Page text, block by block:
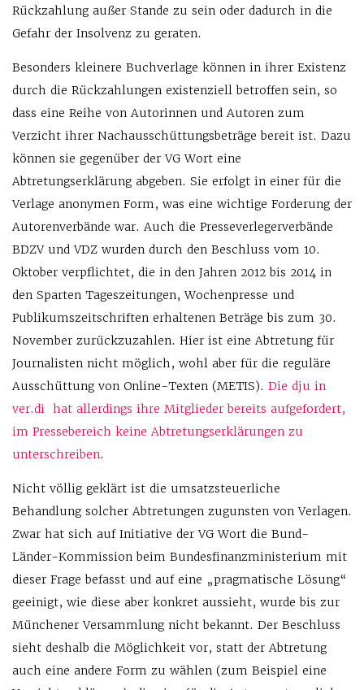
Rückzahlung außer Stande zu sein oder dadurch in die
Gefahr der Insolvenz zu geraten.
Besonders kleinere Buchverlage können in ihrer Existenz
durch die Rückzahlungen existenziell betroffen sein, so
dass eine Reihe von Autorinnen und Autoren zum
Verzicht ihrer Nachausschüttungsbeträge bereit ist. Dazu
können sie gegenüber der VG Wort eine
Abtretungserklärung abgeben. Sie erfolgt in einer für die
Verlage anonymen Form, was eine wichtige Forderung der
Autorenverbände war. Auch die Presseverlegerverbände
BDZV und VDZ wurden durch den Beschluss vom 10.
Oktober verpflichtet, die in den Jahren 2012 bis 2014 in
den Sparten Tageszeitungen, Wochenpresse und
Publikumszeitschriften erhaltenen Beträge bis zum 30.
November zurückzuzahlen. Hier ist eine Abtretung für
Journalisten nicht möglich, wohl aber für die reguläre
Ausschüttung von Online-Texten (METIS). Die dju in
ver.di hat allerdings ihre Mitglieder bereits aufgefordert,
im Pressebereich keine Abtretungserklärungen zu
unterschreiben.
Nicht völlig geklärt ist die umsatzsteuerliche
Behandlung solcher Abtretungen zugunsten von Verlagen.
Zwar hat sich auf Initiative der VG Wort die Bund-
Länder-Kommission beim Bundesfinanzministerium mit
dieser Frage befasst und auf eine „pragmatische Lösung“
geeinigt, wie diese aber konkret aussieht, wurde bis zur
Münchener Versammlung nicht bekannt. Der Beschluss
sieht deshalb die Möglichkeit vor, statt der Abtretung
auch eine andere Form zu wählen (zum Beispiel eine